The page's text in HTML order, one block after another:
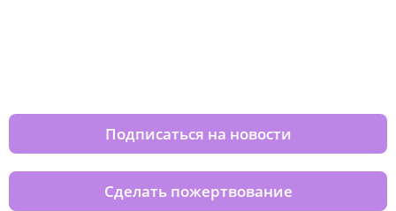
Подписаться на новости
Сделать пожертвование